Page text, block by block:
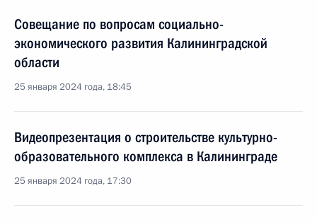
Совещание по вопросам социально-
экономического развития Калининградской
области
25 января 2024 года, 18:45
Видеопрезентация о строительстве культурно-
образовательного комплекса в Калининграде
25 января 2024 года, 17:30